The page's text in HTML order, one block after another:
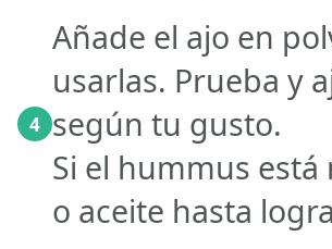
4
Añade el ajo en
usarlas. Prueba y
según tu gusto.
Si el hummus
o aceite hasta